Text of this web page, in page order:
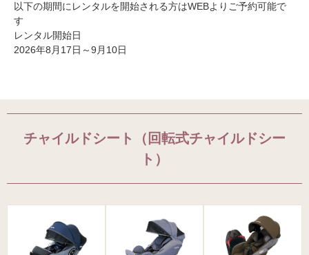
以下の期間にレンタルを開始される方はWEBよりご予約可能で
す
レンタル開始日
2026年8月17日～9月10日
チャイルドシート（回転式チャイルドシー
ト）